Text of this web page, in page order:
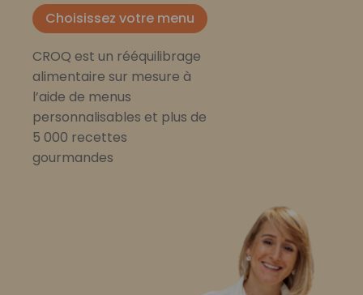
Choisissez votre menu
CROQ est un rééquilibrage
alimentaire sur mesure à
l’aide de menus
personnalisables et plus de
5 000 recettes
gourmandes